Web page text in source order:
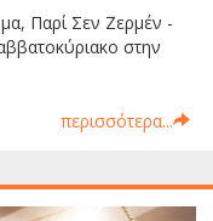
Παρί Σεν Ζερμέν -
στην
περισσότερα...